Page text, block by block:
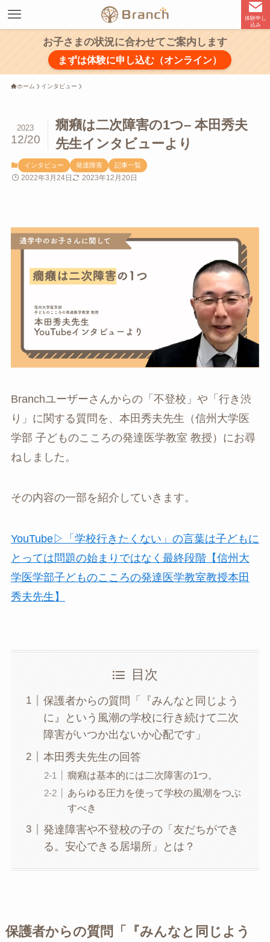
体験申し
込み
お子さまの状況に合わせてご案内します
まずは体験に申し込む（オンライン）
ホーム インタビュー
癇癪は二次障害の1つ– 本田秀夫
先生インタビューより
2023
12/20
インタビュー 発達障害 記事一覧
2022年3月24日 2023年12月20日
Branchユーザーさんからの「不登校」や「行き渋
り」に関する質問を、本田秀夫先生（信州大学医
学部 子どものこころの発達医学教室 教授）にお尋
ねしました。
その内容の一部を紹介していきます。
YouTube▷「学校行きたくない」の言葉は子どもに
とっては問題の始まりではなく最終段階【信州大
学医学部子どものこころの発達医学教室教授本田
秀夫先生】
目次
保護者からの質問「『みんなと同じよう
に』という風潮の学校に行き続けて二次
障害がいつか出ないか心配です」
本田秀夫先生の回答
癇癪は基本的には二次障害の1つ。
あらゆる圧力を使って学校の風潮をつぶ
すべき
発達障害や不登校の子の「友だちができ
る。安心できる居場所」とは？
保護者からの質問「『みんなと同じよう